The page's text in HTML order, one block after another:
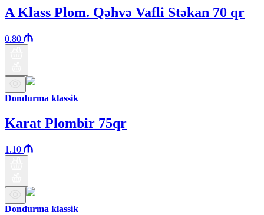
A Klass Plom. Qəhvə Vafli Stəkan 70 qr
0.80
Dondurma klassik
Karat Plombir 75qr
1.10
Dondurma klassik